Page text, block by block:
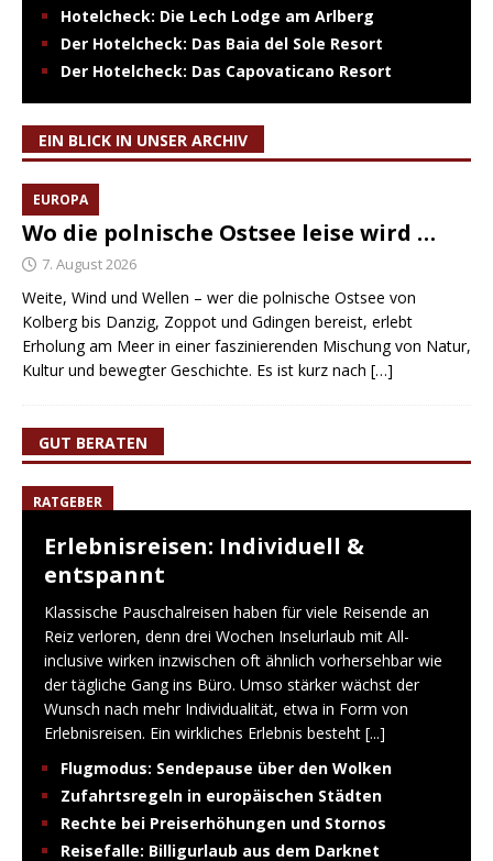
Hotelcheck: Die Lech Lodge am Arlberg
Der Hotelcheck: Das Baia del Sole Resort
Der Hotelcheck: Das Capovaticano Resort
EIN BLICK IN UNSER ARCHIV
EUROPA
Wo die polnische Ostsee leise wird …
7. August 2026
Weite, Wind und Wellen – wer die polnische Ostsee von
Kolberg bis Danzig, Zoppot und Gdingen bereist, erlebt
Erholung am Meer in einer faszinierenden Mischung von Natur,
Kultur und bewegter Geschichte. Es ist kurz nach […]
GUT BERATEN
RATGEBER
Erlebnisreisen: Individuell &
entspannt
Klassische Pauschalreisen haben für viele Reisende an
Reiz verloren, denn drei Wochen Inselurlaub mit All-
inclusive wirken inzwischen oft ähnlich vorhersehbar wie
der tägliche Gang ins Büro. Umso stärker wächst der
Wunsch nach mehr Individualität, etwa in Form von
Erlebnisreisen. Ein wirkliches Erlebnis besteht [...]
Flugmodus: Sendepause über den Wolken
Zufahrtsregeln in europäischen Städten
Rechte bei Preiserhöhungen und Stornos
Reisefalle: Billigurlaub aus dem Darknet